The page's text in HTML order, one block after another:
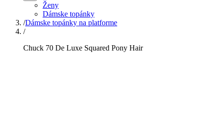
Ženy
Dámske topánky
/Dámske topánky na platforme
/
Chuck 70 De Luxe Squared Pony Hair